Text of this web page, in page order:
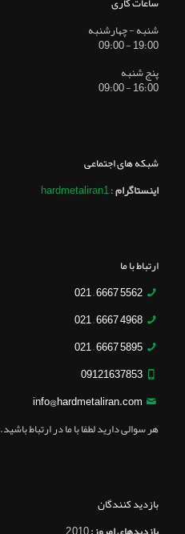
شنبه - چهارشنبه
19:00 - 09:00
پنج شنبه
16:00 - 09:00
شبکه های اجتماعی
اینستاگرام:
hardmetaliran1
ارتباط با ما
5562 6667 – 021
4968 6667 – 021
5895 6667 – 021
09121637853
info@hardmetaliran.com
هر سوالی دارید لطفا با ما در ارتباط باشید.
بازدید کنندگان